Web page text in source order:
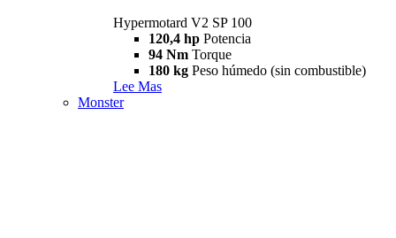
Hypermotard V2 SP 100
120,4 hp Potencia
94 Nm Torque
180 kg Peso húmedo (sin combustible)
Lee Mas
Monster